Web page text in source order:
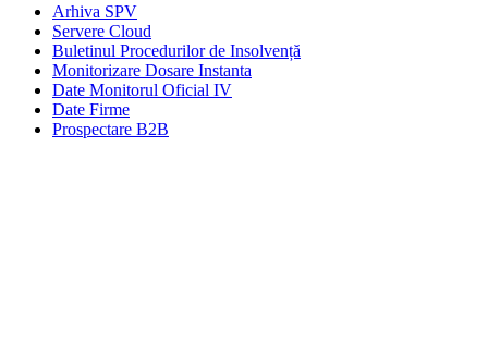
Arhiva SPV
Servere Cloud
Buletinul Procedurilor de Insolvență
Monitorizare Dosare Instanta
Date Monitorul Oficial IV
Date Firme
Prospectare B2B